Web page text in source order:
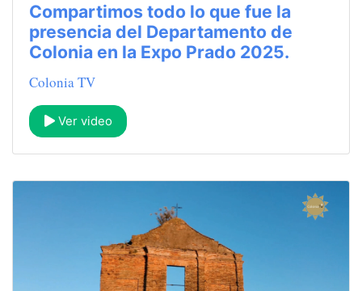
Compartimos todo lo que fue la
presencia del Departamento de
Colonia en la Expo Prado 2025.
Colonia TV
Ver video